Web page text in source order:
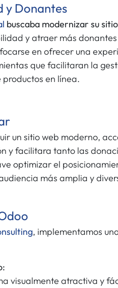
y Donantes
buscaba modernizar su
y atraer más
en ofrecer una
que facilitaran la
en línea.
un sitio web moderno,
y facilitara tanto las
optimizar el
más amplia y
, implementamos
visualmente atractiva y